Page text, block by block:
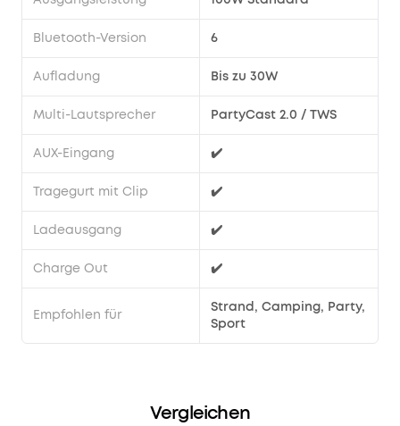
hören
Dein
dein
Passe
Lieblingslieder
mit
dem
benutzerdefinierten
so
Bluetooth-Version 6
Aufladung Bis zu 30W
Multi-Lautsprecher PartyCast 2.0 / TWS
AUX-Eingang ✔️
Tragegurt mit Clip ✔️
Ladeausgang ✔️
Charge Out ✔️
Empfohlen für
Strand, Camping, Party,
Sport
Vergleichen